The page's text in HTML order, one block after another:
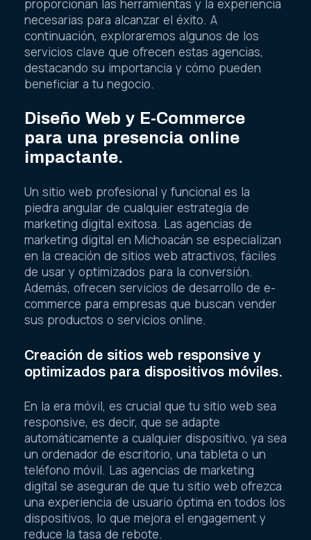
proporcionan las herramientas y la experiencia
necesarias para alcanzar el éxito. A
continuación, exploraremos algunos de los
servicios clave que ofrecen estas agencias,
destacando su importancia y cómo pueden
beneficiar a tu negocio.
Diseño Web y E-Commerce
para una presencia online
impactante.
Un sitio web profesional y funcional es la
piedra angular de cualquier estrategia de
marketing digital exitosa. Las agencias de
marketing digital en Michoacán se especializan
en la creación de sitios web atractivos, fáciles
de usar y optimizados para la conversión.
Además, ofrecen servicios de desarrollo de e-
commerce para empresas que buscan vender
sus productos o servicios online.
Creación de sitios web responsive y
optimizados para dispositivos móviles.
En la era móvil, es crucial que tu sitio web sea
responsive, es decir, que se adapte
automáticamente a cualquier dispositivo, ya sea
un ordenador de escritorio, una tableta o un
teléfono móvil. Las agencias de marketing
digital se aseguran de que tu sitio web ofrezca
una experiencia de usuario óptima en todos los
dispositivos, lo que mejora el engagement y
reduce la tasa de rebote.